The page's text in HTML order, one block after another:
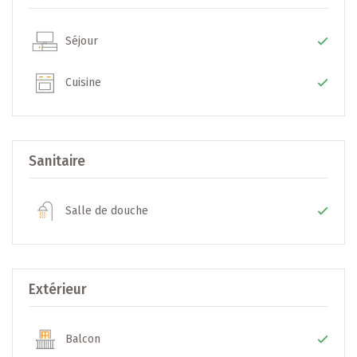
un investissement fiable, pérenne et sécurisé.
Plus d’infos sur le promoteur : www.arend-fischbach.lu
--> Localisation
mobilité modernes.
- Promoteur : Arend & Fischbach
- Type de construction : VEFA (Future construction)
- Standard énergétique: NZEB – Nearly Zero Energy Building
Séjour
Cuisine
Sanitaire
Salle de douche
Extérieur
Balcon